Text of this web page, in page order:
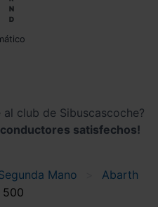
club de Sibuscascoche?
satisfechos!
Mano
Abarth
500